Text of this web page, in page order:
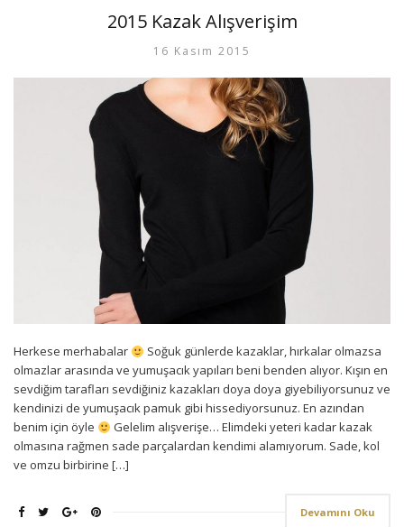
2015 Kazak Alışverişim
16 Kasım 2015
Herkese merhabalar
Soğuk günlerde kazaklar, hırkalar olmazsa
olmazlar arasında ve yumuşacık yapıları beni benden alıyor. Kışın en
sevdiğim tarafları sevdiğiniz kazakları doya doya giyebiliyorsunuz ve
kendinizi de yumuşacık pamuk gibi hissediyorsunuz. En azından
benim için öyle
Gelelim alışverişe… Elimdeki yeteri kadar kazak
olmasına rağmen sade parçalardan kendimi alamıyorum. Sade, kol
ve omzu birbirine […]
Devamını Oku